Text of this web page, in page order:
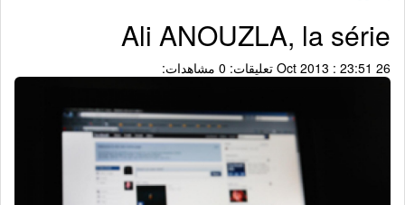
Ali ANOUZLA, la série
26 Oct 2013 : 23:51 تعليقات: 0 مشاهدات: